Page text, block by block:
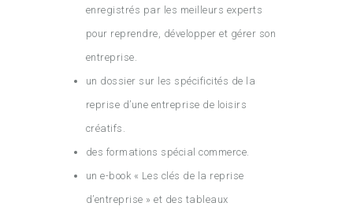
enregistrés par les meilleurs experts
pour reprendre, développer et gérer son
entreprise.
un dossier sur les spécificités de la
reprise d’une entreprise de loisirs
créatifs.
des formations spécial commerce.
un e-book « Les clés de la reprise
d’entreprise » et des tableaux